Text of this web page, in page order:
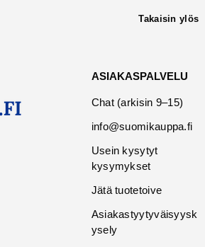
Takaisin ylös
ASIAKASPALVELU
Chat (arkisin 9–15)
info@suomikauppa.fi
Usein kysytyt
kysymykset
Jätä tuotetoive
Asiakastyytyväisyysk
ysely